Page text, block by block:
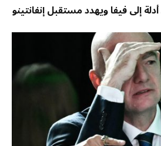
إلى فيفا ويهدد مستقبل إنفانتينو